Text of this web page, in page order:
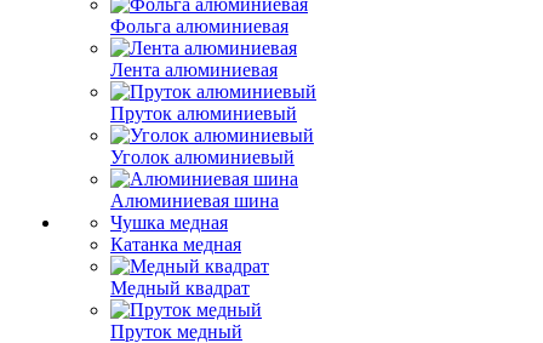
Фольга алюминиевая
Лента алюминиевая
Пруток алюминиевый
Уголок алюминиевый
Алюминиевая шина
Чушка медная
Катанка медная
Медный квадрат
Пруток медный